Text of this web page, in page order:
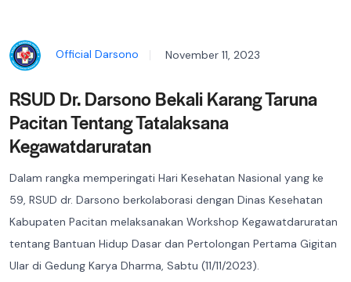
Official Darsono November 11, 2023
RSUD Dr. Darsono Bekali Karang Taruna
Pacitan Tentang Tatalaksana
Kegawatdaruratan
Dalam rangka memperingati Hari Kesehatan Nasional yang ke
59, RSUD dr. Darsono berkolaborasi dengan Dinas Kesehatan
Kabupaten Pacitan melaksanakan Workshop Kegawatdaruratan
tentang Bantuan Hidup Dasar dan Pertolongan Pertama Gigitan
Ular di Gedung Karya Dharma, Sabtu (11/11/2023).